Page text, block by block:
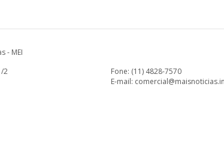
- MEI
2
Fone: (11) 4828-7570
E-mail: